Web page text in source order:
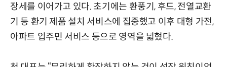
장세를 이어가고 있다. 초기에는 환풍기, 후드, 전열교환
기 등 환기 제품 설치 서비스에 집중했고 이후 대형 가전,
아파트 입주민 서비스 등으로 영역을 넓혔다.